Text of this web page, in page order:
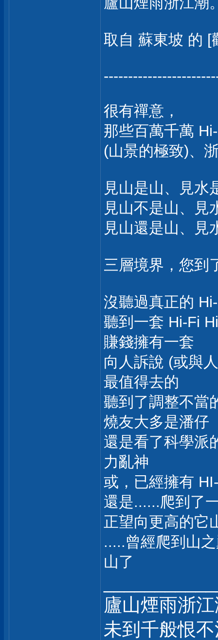
取自 蘇東坡 的 [
很有禪意，
那些百萬千萬
(山景的極致)、
見山是山、見水
見山不是山、見
見山還是山、見
三層境界，您到
沒聽過真正的
聽到一套 Hi-Fi
賺錢擁有一套
向人訴說 (或與
最值得去的
聽到了調整不當
燒友大多是潘仔
還是看了科學派
力亂神
或，已經擁有
還是......爬到了
正望向更高的它
.....曾經爬到山
山了
廬山煙雨浙
未到千般恨